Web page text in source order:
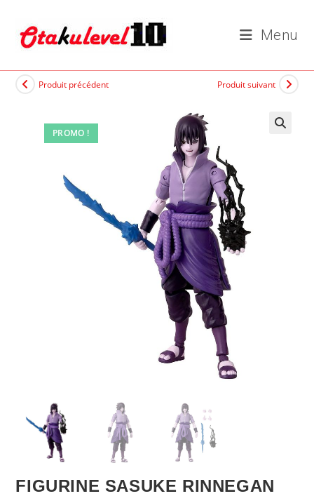
content
Menu
PROMO !
Produit précédent Produit suivant
FIGURINE SASUKE RINNEGAN